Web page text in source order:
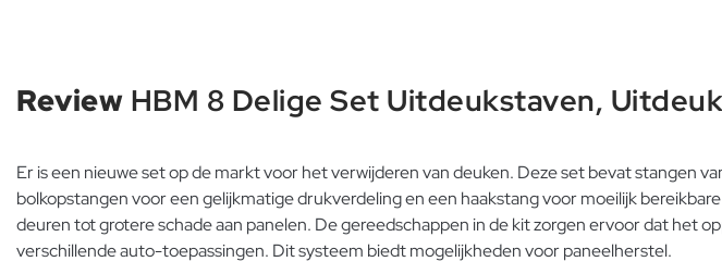
Review HBM 8 Delige Set Uitdeukstaven,
Er is een nieuwe set op de markt voor het verwijderen van deuken. Deze set bevat stangen
bolkopstangen voor een gelijkmatige drukverdeling en een haakstang voor moeilijk
deuren tot grotere schade aan panelen. De gereedschappen in de kit zorgen ervoor dat het
verschillende auto-toepassingen. Dit systeem biedt mogelijkheden voor paneelherstel.